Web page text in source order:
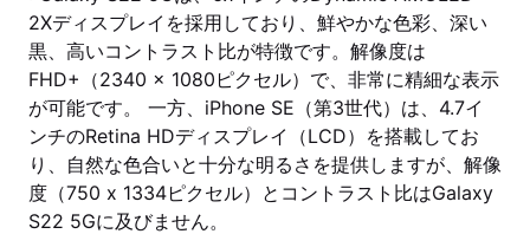
2Xディスプレイを採用しており、鮮やかな色彩、深い
黒、高いコントラスト比が特徴です。解像度は
FHD+（2340 x 1080ピクセル）で、非常に精細な表示
が可能です。 一方、iPhone SE（第3世代）は、4.7イ
ンチのRetina HDディスプレイ（LCD）を搭載してお
り、自然な色合いと十分な明るさを提供しますが、解像
度（750 x 1334ピクセル）とコントラスト比はGalaxy
S22 5Gに及びません。